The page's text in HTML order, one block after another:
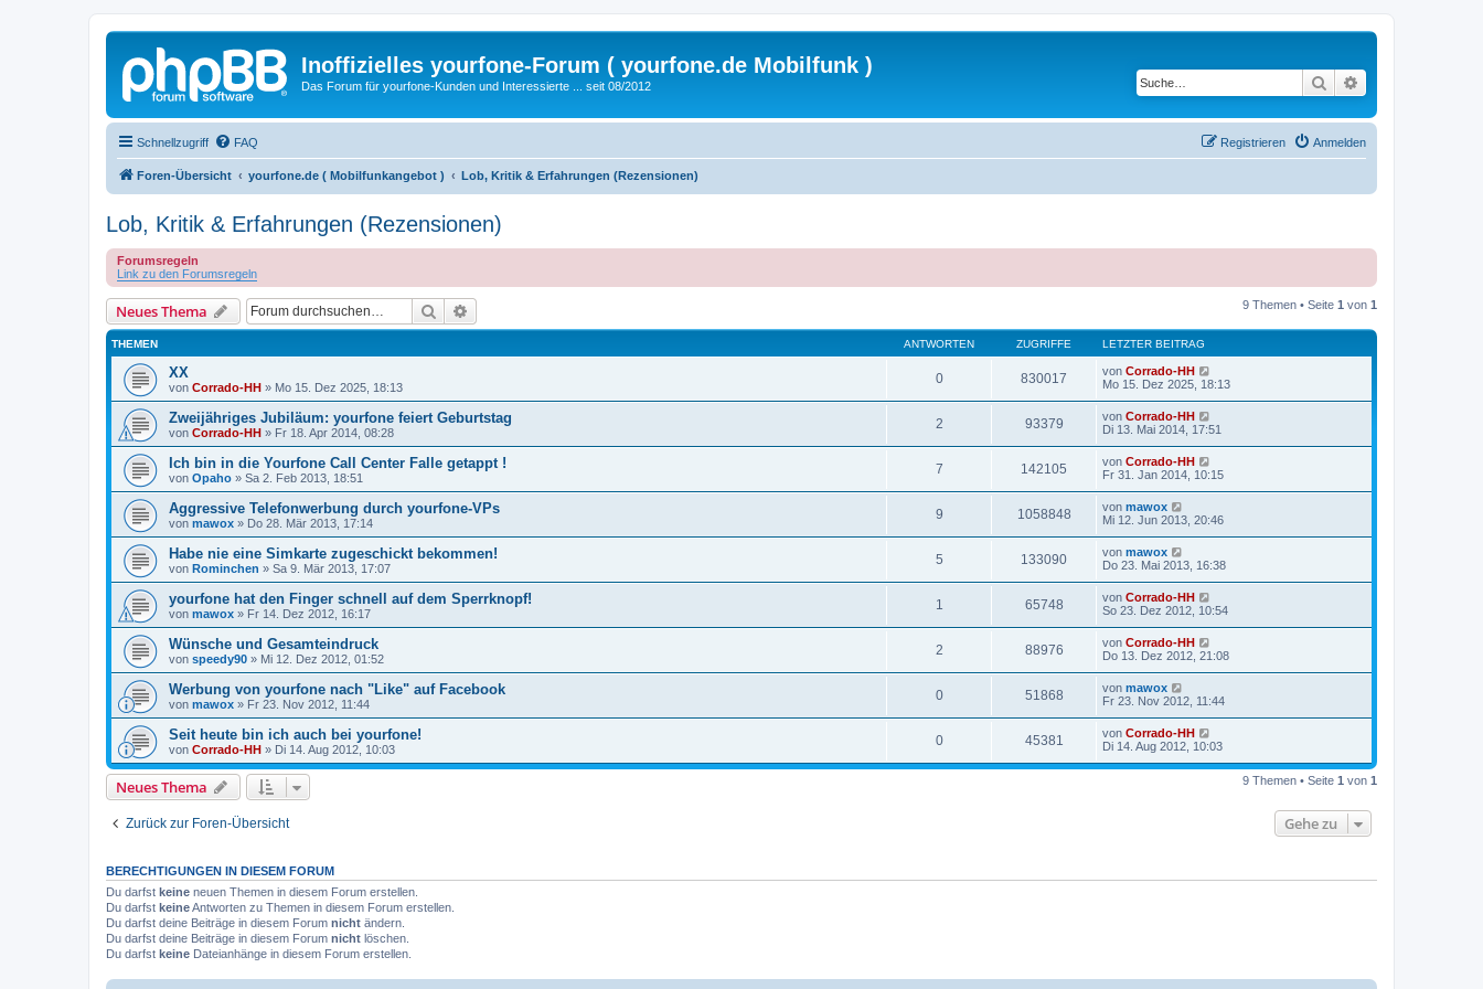
Inoffizielles yourfone-Forum ( yourfone.de Mobilfunk )
Das Forum für yourfone-Kunden und Interessierte ... seit 08/2012 Suche
Schnellzugriff FAQ Anmelden
Registrieren
Foren-Übersicht yourfone.de ( Mobilfunkangebot ) Lob, Kritik & Erfahrungen (Rezensionen)
Lob, Kritik & Erfahrungen (Rezensionen)
Forumsregeln
Link zu den Forumsregeln
Neues Thema Suche 9 Themen • Seite 1 von 1
THEMEN ANTWORTEN ZUGRIFFE LETZTER BEITRAG
XX
von Corrado-HH » Mo 15. Dez 2025, 18:13
0 830017 von Corrado-HH
Mo 15. Dez 2025, 18:13
Zweijähriges Jubiläum: yourfone feiert Geburtstag
von Corrado-HH » Fr 18. Apr 2014, 08:28
2 93379 von Corrado-HH
Di 13. Mai 2014, 17:51
Ich bin in die Yourfone Call Center Falle getappt !
von Opaho » Sa 2. Feb 2013, 18:51
7 142105 von Corrado-HH
Fr 31. Jan 2014, 10:15
Aggressive Telefonwerbung durch yourfone-VPs
von mawox » Do 28. Mär 2013, 17:14
9 1058848 von mawox
Mi 12. Jun 2013, 20:46
Habe nie eine Simkarte zugeschickt bekommen!
von Rominchen » Sa 9. Mär 2013, 17:07
5 133090 von mawox
Do 23. Mai 2013, 16:38
yourfone hat den Finger schnell auf dem Sperrknopf!
von mawox » Fr 14. Dez 2012, 16:17
1 65748 von Corrado-HH
So 23. Dez 2012, 10:54
Wünsche und Gesamteindruck
von speedy90 » Mi 12. Dez 2012, 01:52
2 88976 von Corrado-HH
Do 13. Dez 2012, 21:08
Werbung von yourfone nach "Like" auf Facebook
von mawox » Fr 23. Nov 2012, 11:44
0 51868 von mawox
Fr 23. Nov 2012, 11:44
Seit heute bin ich auch bei yourfone!
von Corrado-HH » Di 14. Aug 2012, 10:03
0 45381 von Corrado-HH
Di 14. Aug 2012, 10:03
Neues Thema 9 Themen • Seite 1 von 1
Zurück zur Foren-Übersicht Gehe zu
BERECHTIGUNGEN IN DIESEM FORUM
Du darfst keine neuen Themen in diesem Forum erstellen.
Du darfst keineAntworten zu Themen in diesem Forum erstellen.
Du darfst deine Beiträge in diesem Forum nicht ändern.
Du darfst deine Beiträge in diesem Forum nicht löschen.
Du darfst keine Dateianhänge in diesem Forum erstellen.